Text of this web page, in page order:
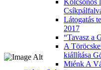
Kölcsönös
Látogatás
2017
“Tavasz a
A
kiállítása
Miénk A